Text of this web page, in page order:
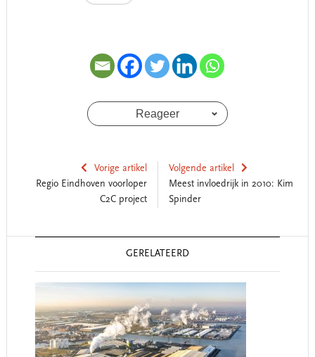
Reageer
Vorige artikel
Regio Eindhoven voorloper
C2C project
Volgende artikel
Meest invloedrijk in 2010: Kim
Spinder
GERELATEERD